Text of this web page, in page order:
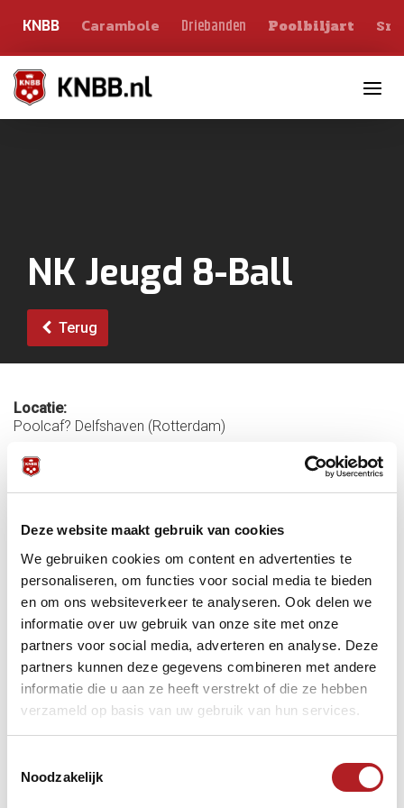
Deze website maakt gebruik van cookies
We gebruiken cookies om content en advertenties te
personaliseren, om functies voor social media te bieden
en om ons websiteverkeer te analyseren. Ook delen we
informatie over uw gebruik van onze site met onze
partners voor social media, adverteren en analyse. Deze
partners kunnen deze gegevens combineren met andere
informatie die u aan ze heeft verstrekt of die ze hebben
verzameld op basis van uw gebruik van hun services.
Noodzakelijk
KNBB Carambole Driebanden Poolbiljart
NK Jeugd 8-Ball
Terug
Locatie:
Poolcaf? Delfshaven (Rotterdam)
30 maart 2013 - 00:00
Einddatum:
Het NK Jeugd 8-ball zal op 30 maart 2013 plaats vinden in
Poolcafé Delfshaven te Rotterdam.
Onder leiding van Gino de Ruyter en Lili Marjan Boelens zal
het hele NK Jeugd tijdens Pasen plaats vinden in Poolcafé
Delfshaven te Rotterdam
Poolbiljart